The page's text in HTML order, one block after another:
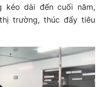
kéo dài đến cuối năm,
trường, thúc đẩy tiêu